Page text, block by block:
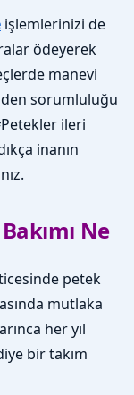
işlemlerinizi de
ödeyerek
manevi
sorumluluğu
ileri
inanın
Ne
petek
mutlaka
her yıl
bir takım